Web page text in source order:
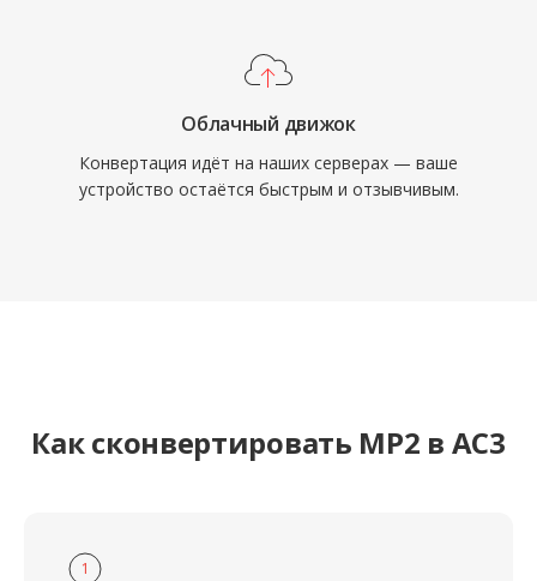
Облачный движок
Конвертация идёт на наших серверах — ваше
устройство остаётся быстрым и отзывчивым.
Как сконвертировать MP2 в AC3
1